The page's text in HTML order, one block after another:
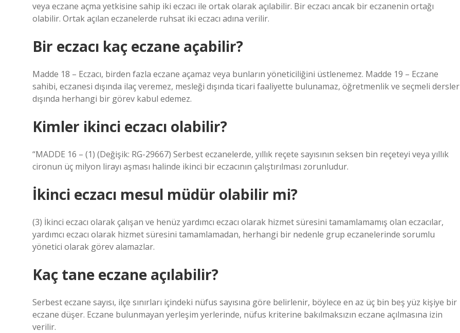
veya eczane açma yetkisine sahip iki eczacı ile ortak olarak açılabilir. Bir eczacı ancak bir eczanenin ortağı
olabilir. Ortak açılan eczanelerde ruhsat iki eczacı adına verilir.
Bir eczacı kaç eczane açabilir?
Madde 18 – Eczacı, birden fazla eczane açamaz veya bunların yöneticiliğini üstlenemez. Madde 19 – Eczane
sahibi, eczanesi dışında ilaç veremez, mesleği dışında ticari faaliyette bulunamaz, öğretmenlik ve seçmeli dersler
dışında herhangi bir görev kabul edemez.
Kimler ikinci eczacı olabilir?
“MADDE 16 – (1) (Değişik: RG-29667) Serbest eczanelerde, yıllık reçete sayısının seksen bin reçeteyi veya yıllık
cironun üç milyon lirayı aşması halinde ikinci bir eczacının çalıştırılması zorunludur.
İkinci eczacı mesul müdür olabilir mi?
(3) İkinci eczacı olarak çalışan ve henüz yardımcı eczacı olarak hizmet süresini tamamlamamış olan eczacılar,
yardımcı eczacı olarak hizmet süresini tamamlamadan, herhangi bir nedenle grup eczanelerinde sorumlu
yönetici olarak görev alamazlar.
Kaç tane eczane açılabilir?
Serbest eczane sayısı, ilçe sınırları içindeki nüfus sayısına göre belirlenir, böylece en az üç bin beş yüz kişiye bir
eczane düşer. Eczane bulunmayan yerleşim yerlerinde, nüfus kriterine bakılmaksızın eczane açılmasına izin
verilir.